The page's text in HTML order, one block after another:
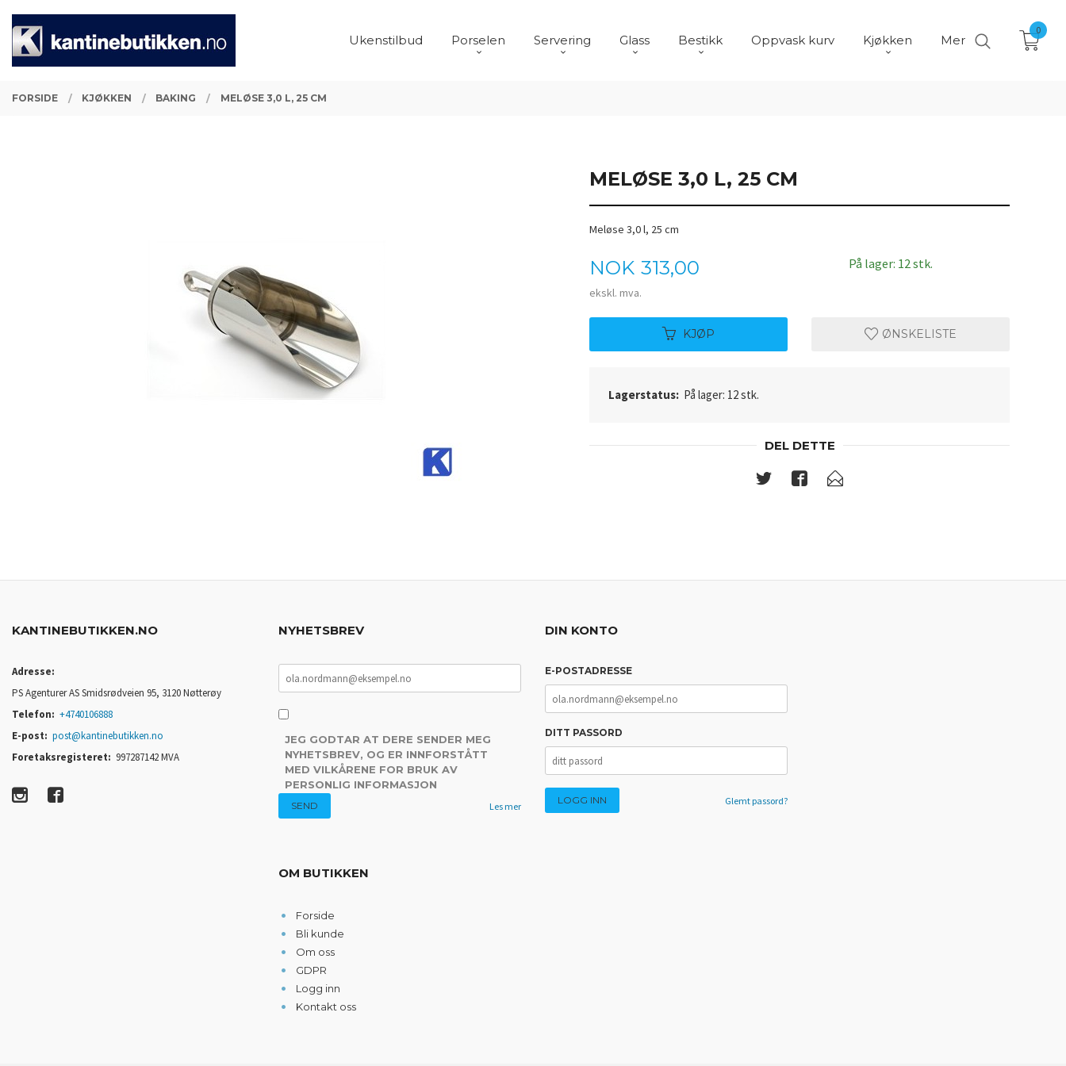
innholdet
PRODUKTER
Ukenstilbud Porselen Servering Glass Bestikk Oppvask kurv Kjøkken Mer
Lukk
0
FORSIDE KJØKKEN BAKING MELØSE 3,0 L, 25 CM
MELØSE 3,0 L, 25 CM
Meløse 3,0 l, 25 cm
Pris
NOK 313,00
ekskl. mva.
På lager: 12 stk.
KJØP ØNSKELISTE
Lagerstatus: På lager: 12 stk.
DEL DETTE
KANTINEBUTIKKEN.NO
Adresse:
PS Agenturer AS Smidsrødveien 95, 3120 Nøtterøy
Telefon: +4740106888
E-post: post@kantinebutikken.no
Foretaksregisteret: 997287142 MVA
NYHETSBREV
JEG GODTAR AT DERE SENDER MEG
NYHETSBREV, OG ER INNFORSTÅTT
MED VILKÅRENE FOR BRUK AV
PERSONLIG INFORMASJON
Les mer
OM BUTIKKEN
Forside
Bli kunde
Om oss
GDPR
Logg inn
Kontakt oss
DIN KONTO
E-POSTADRESSE
DITT PASSORD
Glemt passord?